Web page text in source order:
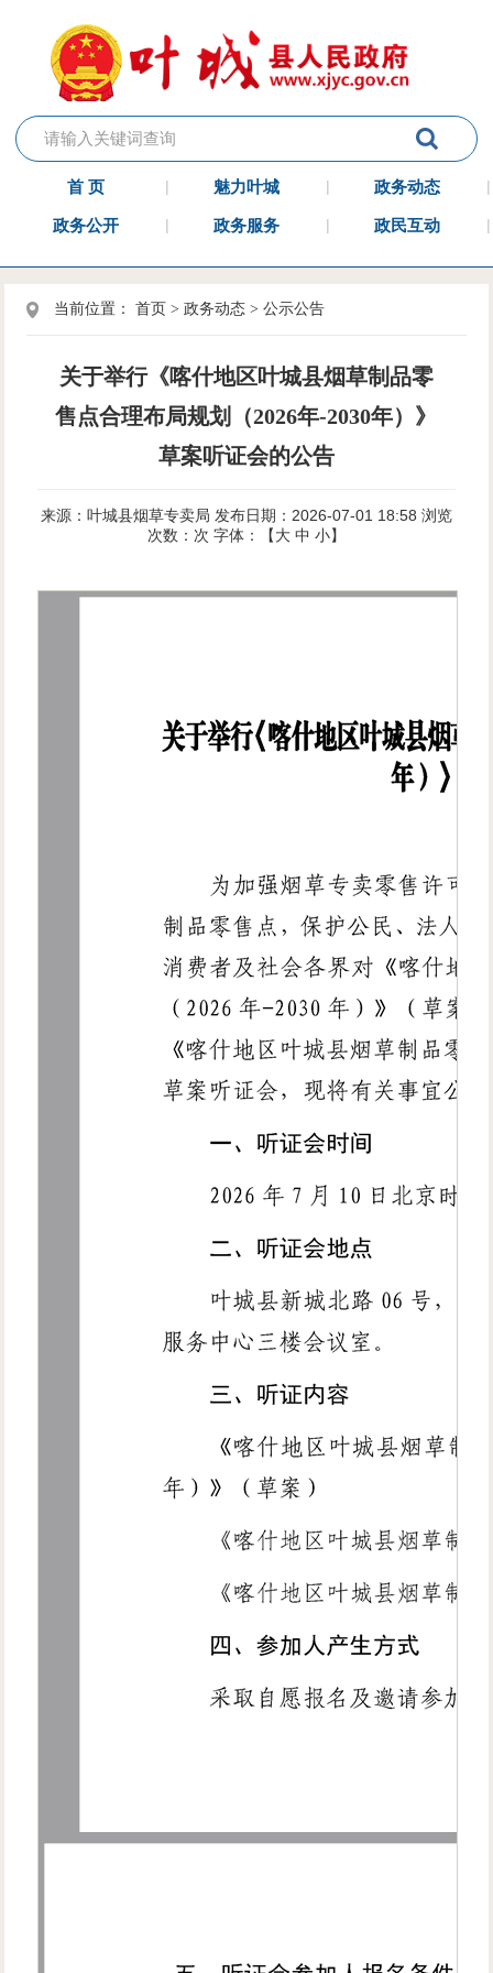
首 页 魅力叶城 政务动态
政务公开 政务服务 政民互动
当前位置：首页 >政务动态 >公示公告
关于举行《喀什地区叶城县烟草制品零
售点合理布局规划（2026年-2030年）》
草案听证会的公告
来源：叶城县烟草专卖局 发布日期：2026-07-01 18:58 浏览
次数： 次 字体：【大 中 小】